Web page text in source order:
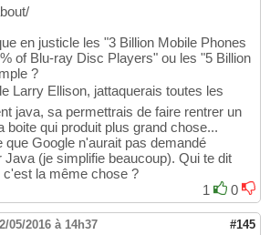
en justicle les "3 Billion Mobile Phones
of Blu-ray Disc Players" ou les "5 Billion
?
Larry Ellison, jattaquerais toutes les
java, sa permettrais de faire rentrer un
boite qui produit plus grand chose...
que Google n'aurait pas demandé
Java (je simplifie beaucoup). Qui te dit
la même chose ?
1
0
05/2016 à 14h37 #145